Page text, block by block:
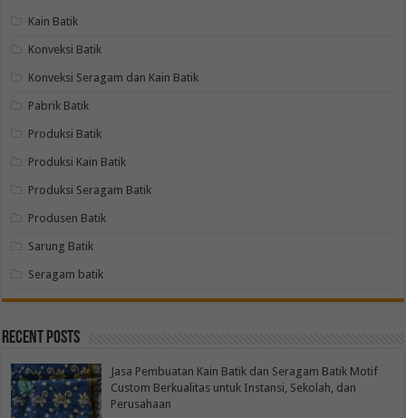
Kain Batik
Konveksi Batik
Konveksi Seragam dan Kain Batik
Pabrik Batik
Produksi Batik
Produksi Kain Batik
Produksi Seragam Batik
Produsen Batik
Sarung Batik
Seragam batik
Recent Posts
Jasa Pembuatan Kain Batik dan Seragam Batik Motif
Custom Berkualitas untuk Instansi, Sekolah, dan
Perusahaan